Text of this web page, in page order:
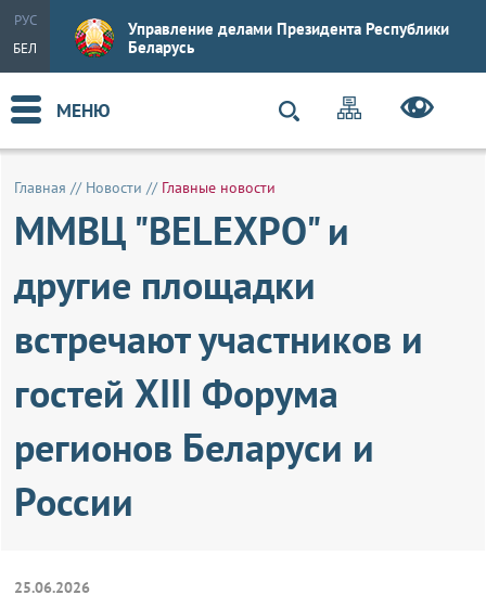
РУС
БЕЛ
Управление делами Президента Республики
Беларусь
МЕНЮ
Главная // Новости // Главные новости
ММВЦ "BELEXPO" и
другие площадки
встречают участников и
гостей XIII Форума
регионов Беларуси и
России
25.06.2026